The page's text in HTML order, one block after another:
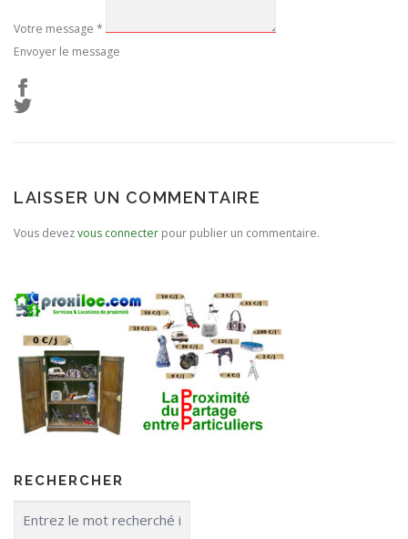
Votre message *
Envoyer le message
LAISSER UN COMMENTAIRE
Vous devezvous connecter pour publier un commentaire.
RECHERCHER